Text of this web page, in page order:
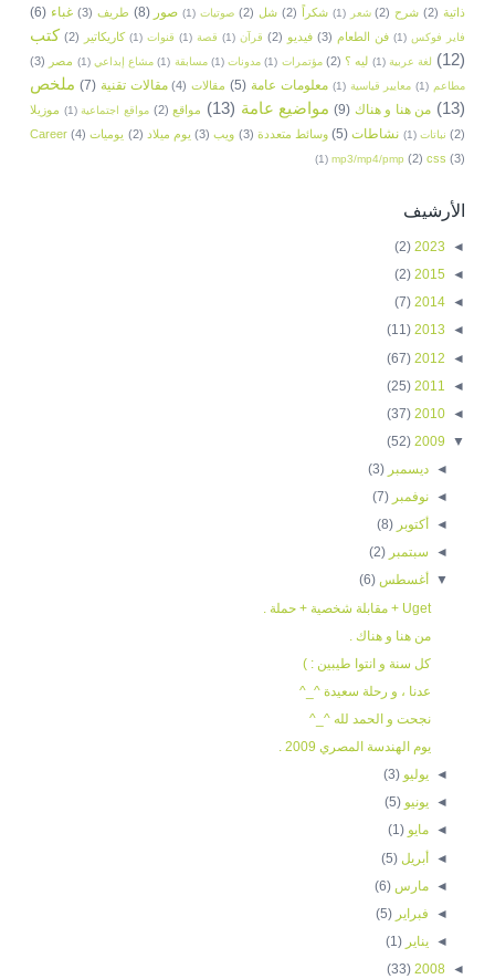
ذاتية (2) شرح (2) شعر (1) شكراً (2) شل (2) صوتيات (1) صور (8) طريف (3) غباء (6)
فاير فوكس (1) فن الطعام (3) فيديو (2) قرآن (1) قصة (1) قنوات (1) كاريكاتير (2) كتب
(12) لغة عربية (1) ليه ؟ (2) مؤتمرات (1) مدونات (1) مسابقة (1) مشاع إبداعي (1) مصر (3)
مطاعم (1) معايير قياسية (1) معلومات عامة (5) مقالات (4) مقالات تقنية (7) ملخص
(13) من هنا و هناك (9) مواضيع عامة (13) مواقع (2) مواقع اجتماعية (1) موزيلا
(2) نباتات (1) نشاطات (5) وسائط متعددة (3) ويب (3) يوم ميلاد (2) يوميات (4)
Career
(3)
css
(2)
mp3/mp4/pmp
(1)
الأرشيف
◄
2023
(2)
◄
2015
(2)
◄
2014
(7)
◄
2013
(11)
◄
2012
(67)
◄
2011
(25)
◄
2010
(37)
▼
2009
(52)
◄ ديسمبر (3)
◄ نوفمبر (7)
◄
أكتوبر (8)
◄ سبتمبر (2)
▼
أغسطس (6)
Uget + مقابلة شخصية + حملة .
من هنا و هناك .
كل سنة و انتوا طيبين : )
عدنا ، و رحلة سعيدة ^_^
نجحت و الحمد لله ^_^
يوم الهندسة المصري 2009 .
◄ يوليو (3)
◄ يونيو (5)
◄ مايو (1)
◄ أبريل (5)
◄ مارس (6)
◄ فبراير (5)
◄ يناير (1)
◄
2008
(33)